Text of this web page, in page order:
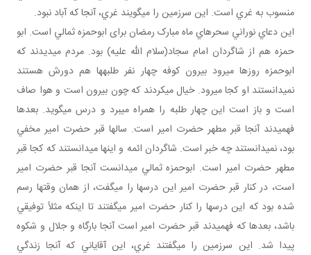
منسوب به غري است. اين سرزمين را مي گويند غري، آنجا که آباد نبود.
اين دعاي نوراني سحرهاي ماه مبارک رمضان برای ابوحمزه ثمالي است. ابو
حمزه هم از شاگردان امام سجاد(سلام الله عليه) بود. مردم مي ديدند که
ابوحمزه روزها مي رود بيرون کوفه چهار نفر طلبه ها هم دورش هستند
نمي دانستند او کجا مي رود. خيال مي کردند که چون بيرون است و هوا صاف
است و باز است اين چهار طلبه را همراه مي برد و درس مي گويد. بعدها
فهميدند آنجا قبر مطهر حضرت امير است. سال ها قبر حضرت امير مخفي
بود، نمي دانستند چه خبر است. شاگردان ائمه و اينها مي دانستند که کجا قبر
مطهر حضرت امير است. ابوحمزه ثمالي مي دانست آنجا قبر حضرت امير
است، در کنار قبر حضرت امير اين درس ها را مي گفت، از همان وقت ها رسم
شده بود که اين درس ها را کنار حضرت امير مي گفتند تا اينکه مثلاً توفيقي
باشد، بعدها که فهميدند قبر حضرت امير است آنجا بارگاه و جلال و شکوه
پيدا شد. اين سرزمين را مي گفتند غري، اين آقاياني که آنجا زندگي